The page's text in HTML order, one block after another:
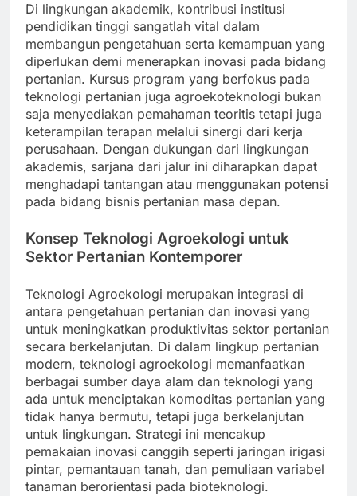
Di lingkungan akademik, kontribusi institusi
pendidikan tinggi sangatlah vital dalam
membangun pengetahuan serta kemampuan yang
diperlukan demi menerapkan inovasi pada bidang
pertanian. Kursus program yang berfokus pada
teknologi pertanian juga agroekoteknologi bukan
saja menyediakan pemahaman teoritis tetapi juga
keterampilan terapan melalui sinergi dari kerja
perusahaan. Dengan dukungan dari lingkungan
akademis, sarjana dari jalur ini diharapkan dapat
menghadapi tantangan atau menggunakan potensi
pada bidang bisnis pertanian masa depan.
Konsep Teknologi Agroekologi untuk
Sektor Pertanian Kontemporer
Teknologi Agroekologi merupakan integrasi di
antara pengetahuan pertanian dan inovasi yang
untuk meningkatkan produktivitas sektor pertanian
secara berkelanjutan. Di dalam lingkup pertanian
modern, teknologi agroekologi memanfaatkan
berbagai sumber daya alam dan teknologi yang
ada untuk menciptakan komoditas pertanian yang
tidak hanya bermutu, tetapi juga berkelanjutan
untuk lingkungan. Strategi ini mencakup
pemakaian inovasi canggih seperti jaringan irigasi
pintar, pemantauan tanah, dan pemuliaan variabel
tanaman berorientasi pada bioteknologi.